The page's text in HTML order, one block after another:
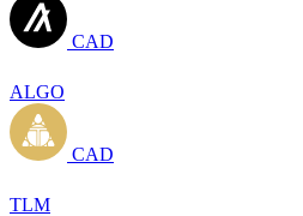
CAD
ALGO
CAD
TLM